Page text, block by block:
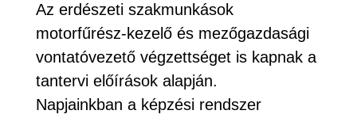
Az erdészeti szakmunkások
motorfűrész-kezelő és mezőgazdasági
vontatóvezető végzettséget is kapnak a
tantervi előírások alapján.
Napjainkban a képzési rendszer